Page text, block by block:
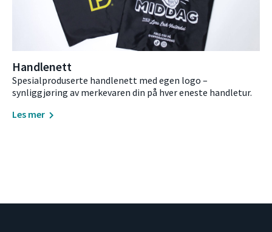
Handlenett
Spesialproduserte handlenett med egen logo –
synliggjøring av merkevaren din på hver eneste handletur.
Les mer